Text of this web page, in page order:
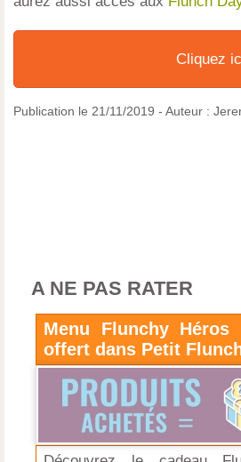
Cliquez
Publication le 21/11/2019 - Auteur :
A NE PAS RATER
Menu Flunchy Héros
offert dans Petit